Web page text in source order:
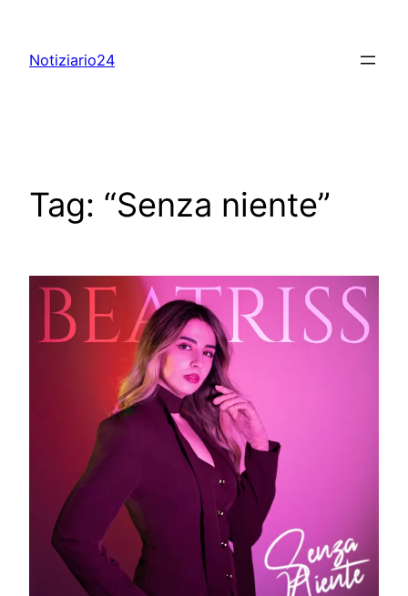
content
Notiziario24
Tag: “Senza niente”